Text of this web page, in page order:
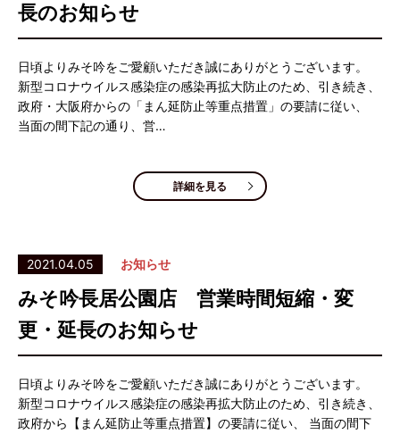
長のお知らせ
日頃よりみそ吟をご愛顧いただき誠にありがとうございます。
新型コロナウイルス感染症の感染再拡大防止のため、引き続き、
政府・大阪府からの「まん延防止等重点措置」の要請に従い、
当面の間下記の通り、営…
詳細を見る
2021.04.05 お知らせ
みそ吟長居公園店 営業時間短縮・変
更・延長のお知らせ
日頃よりみそ吟をご愛顧いただき誠にありがとうございます。
新型コロナウイルス感染症の感染再拡大防止のため、引き続き、
政府から【まん延防止等重点措置】の要請に従い、 当面の間下